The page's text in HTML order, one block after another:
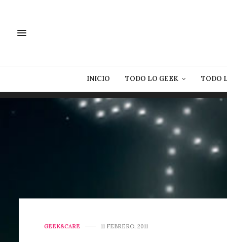
INICIO TODO LO GEEK TODO
GEEK&CARE 11 FEBRERO, 2011